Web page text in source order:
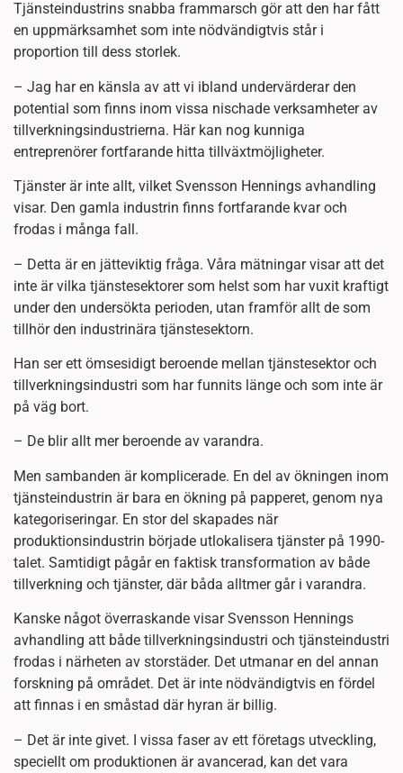
Tjänsteindustrins snabba frammarsch gör att den har fått
en uppmärksamhet som inte nödvändigtvis står i
proportion till dess storlek.
– Jag har en känsla av att vi ibland undervärderar den
potential som finns inom vissa nischade verksamheter av
tillverkningsindustrierna. Här kan nog kunniga
entreprenörer fortfarande hitta tillväxtmöjligheter.
Tjänster är inte allt, vilket Svensson Hennings avhandling
visar. Den gamla industrin finns fortfarande kvar och
frodas i många fall.
– Detta är en jätteviktig fråga. Våra mätningar visar att det
inte är vilka tjänstesektorer som helst som har vuxit kraftigt
under den undersökta perioden, utan framför allt de som
tillhör den industrinära tjänstesektorn.
Han ser ett ömsesidigt beroende mellan tjänstesektor och
tillverkningsindustri som har funnits länge och som inte är
på väg bort.
– De blir allt mer beroende av varandra.
Men sambanden är komplicerade. En del av ökningen inom
tjänsteindustrin är bara en ökning på papperet, genom nya
kategoriseringar. En stor del skapades när
produktionsindustrin började utlokalisera tjänster på 1990-
talet. Samtidigt pågår en faktisk transformation av både
tillverkning och tjänster, där båda alltmer går i varandra.
Kanske något överraskande visar Svensson Hennings
avhandling att både tillverkningsindustri och tjänsteindustri
frodas i närheten av storstäder. Det utmanar en del annan
forskning på området. Det är inte nödvändigtvis en fördel
att finnas i en småstad där hyran är billig.
– Det är inte givet. I vissa faser av ett företags utveckling,
speciellt om produktionen är avancerad, kan det vara